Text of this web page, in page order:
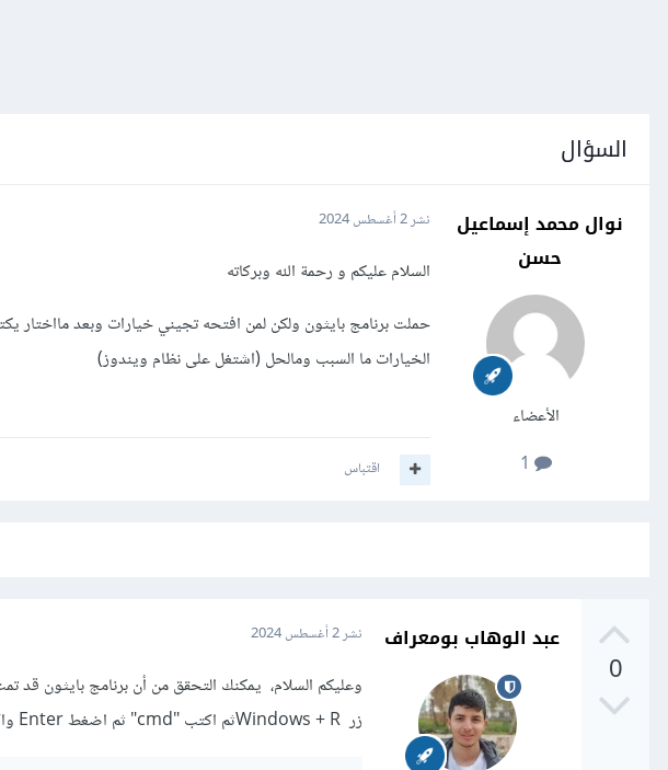
السؤال
نوال محمد إسماعيل
حسن
الأعضاء
نشر2 أغسطس 2024
السلام عليكم و رحمة الله وبركاته
حملت برنامج بايثون ولكن لمن افتحه تجيني خيارات وبعد مااختار
الخيارات ما السبب ومالحل (اشتغل على نظام ويندوز)
اقتباس
0
عبد الوهاب بومعراف نشر2 أغسطس 2024
وعليكم السلام، يمكنك التحقق من أن برنامج بايثون قد
زر Windows + Rثم اكتب "cmd" ثم اضغط Enter واكتب الأمر التالي: